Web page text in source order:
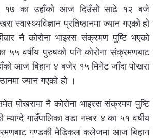
१७ का उहाँको आज दिउँसो साढे १२ बजे
स्वास्थ्यविज्ञान प्रतिष्ठानमा ज्यान गएको हो
नै कोरोना भाइरस संक्रमण पुष्टि भएको
५५ वर्षीय पुरुषको पनि कोरोना संक्रमणबाट
आज बिहान ४ बजेर १५ मिनेट जाँदा पोखरा
ज्यान गएको हो ।
पोखरामा नै कोरोना भाइरस संक्रमण पुष्टि
गाउँपालिका वडा नम्बर ४ का ५१ वर्षीय
गण्डकी मेडिकल कलेजमा आज बिहान